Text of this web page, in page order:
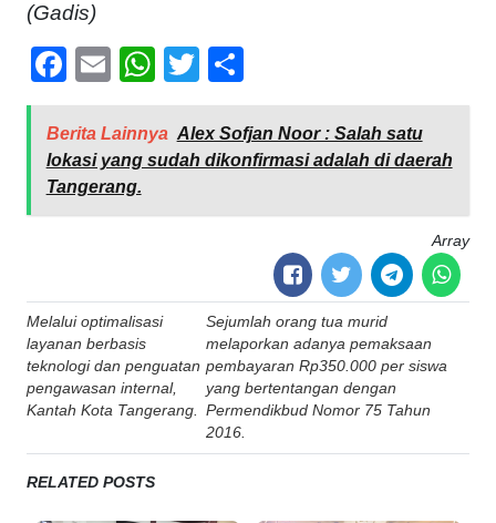
(Gadis)
Facebook
EmailWhatsApp
Twitter
Berita Lainnya Alex Sofjan Noor : Salah satu
lokasi yang sudah dikonfirmasi adalah di daerah
Tangerang.
Array
Post
navigation
Melalui optimalisasi
layanan berbasis
teknologi dan penguatan
pengawasan internal,
Kantah Kota Tangerang.
Sejumlah orang tua murid
melaporkan adanya pemaksaan
pembayaran Rp350.000 per siswa
yang bertentangan dengan
Permendikbud Nomor 75 Tahun
2016.
RELATED POSTS